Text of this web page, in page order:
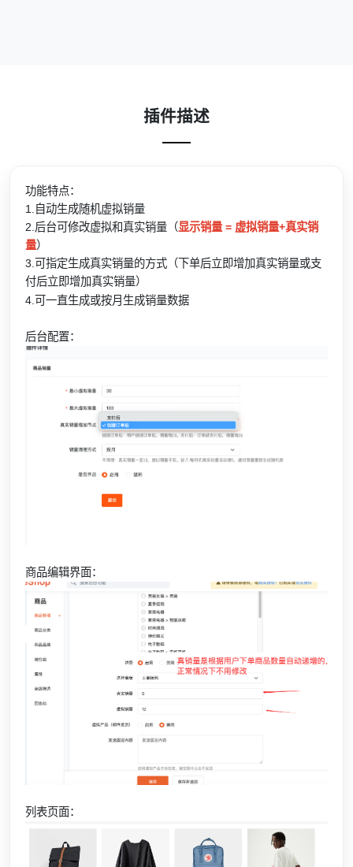
插件描述
功能特点：
1.自动生成随机虚拟销量
2.后台可修改虚拟和真实销量（显示销量 = 虚拟销量+真实销
量）
3.可指定生成真实销量的方式（下单后立即增加真实销量或支
付后立即增加真实销量）
4.可一直生成或按月生成销量数据
后台配置：
商品编辑界面：
列表页面：